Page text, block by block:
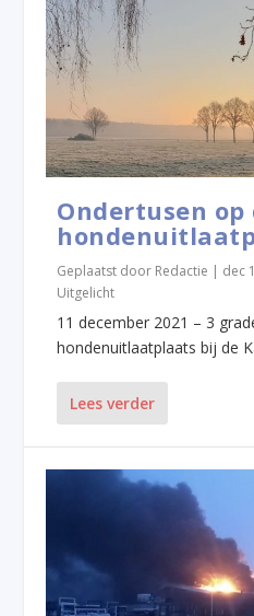
Ondertusen op
Geplaatst door Redactie | dec
Uitgelicht
11 december 2021 – 3
hondenuitlaatplaats bij de
Lees verder